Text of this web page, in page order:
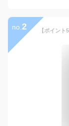
no. 2